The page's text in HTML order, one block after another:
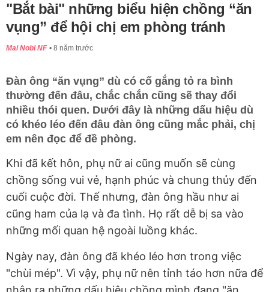
"Bắt bài" những biểu hiện chồng “ăn
vụng” để hội chị em phòng tránh
Mai Nobi NF 8 năm trước
Đàn ông “ăn vụng” dù có cố gắng tỏ ra bình
thường đến đâu, chắc chắn cũng sẽ thay đổi
nhiều thói quen. Dưới đây là những dấu hiệu dù
có khéo léo đến đâu đàn ông cũng mắc phải, chị
em nên đọc để đề phòng.
Khi đã kết hôn, phụ nữ ai cũng muốn sẽ cùng
chồng sống vui vẻ, hạnh phúc và chung thủy đến
cuối cuộc đời. Thế nhưng, đàn ông hầu như ai
cũng ham của lạ và đa tình. Họ rất dễ bị sa vào
những mối quan hệ ngoài luồng khác.
Ngày nay, đàn ông đã khéo léo hơn trong việc
"chùi mép". Vì vậy, phụ nữ nên tỉnh táo hơn nữa để